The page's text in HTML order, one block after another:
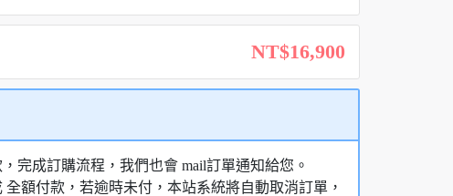
NT$16,900
完成訂購流程，我們也會 mail訂單通知給您。
額付款，若逾時未付，本站系統將自動取消訂單，